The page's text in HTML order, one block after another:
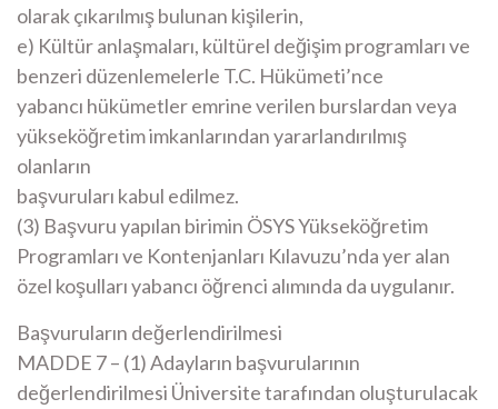
olarak çıkarılmış bulunan kişilerin,
e) Kültür anlaşmaları, kültürel değişim programları ve
benzeri düzenlemelerle T.C. Hükümeti’nce
yabancı hükümetler emrine verilen burslardan veya
yükseköğretim imkanlarından yararlandırılmış
olanların
başvuruları kabul edilmez.
(3) Başvuru yapılan birimin ÖSYS Yükseköğretim
Programları ve Kontenjanları Kılavuzu’nda yer alan
özel koşulları yabancı öğrenci alımında da uygulanır.
Başvuruların değerlendirilmesi
MADDE 7 – (1) Adayların başvurularının
değerlendirilmesi Üniversite tarafından oluşturulacak